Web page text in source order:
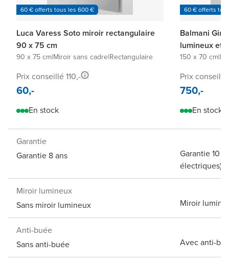
60 € offerts tous les 600 €
Luca Varess Soto miroir rectangulaire
90 x 75 cm
90 x 75 cm|Miroir sans cadre|Rectangulaire
Prix conseillé 110,-
60,-
En stock
60 € offerts
Balmani
lumineux et
150 x 70 cm|
Prix
750,-
En stock
Garantie
Garantie 8 ans
Garantie 10
électriques)
Miroir lumineux
Sans miroir lumineux
Miroir
Anti-buée
Sans anti-buée
Avec anti-